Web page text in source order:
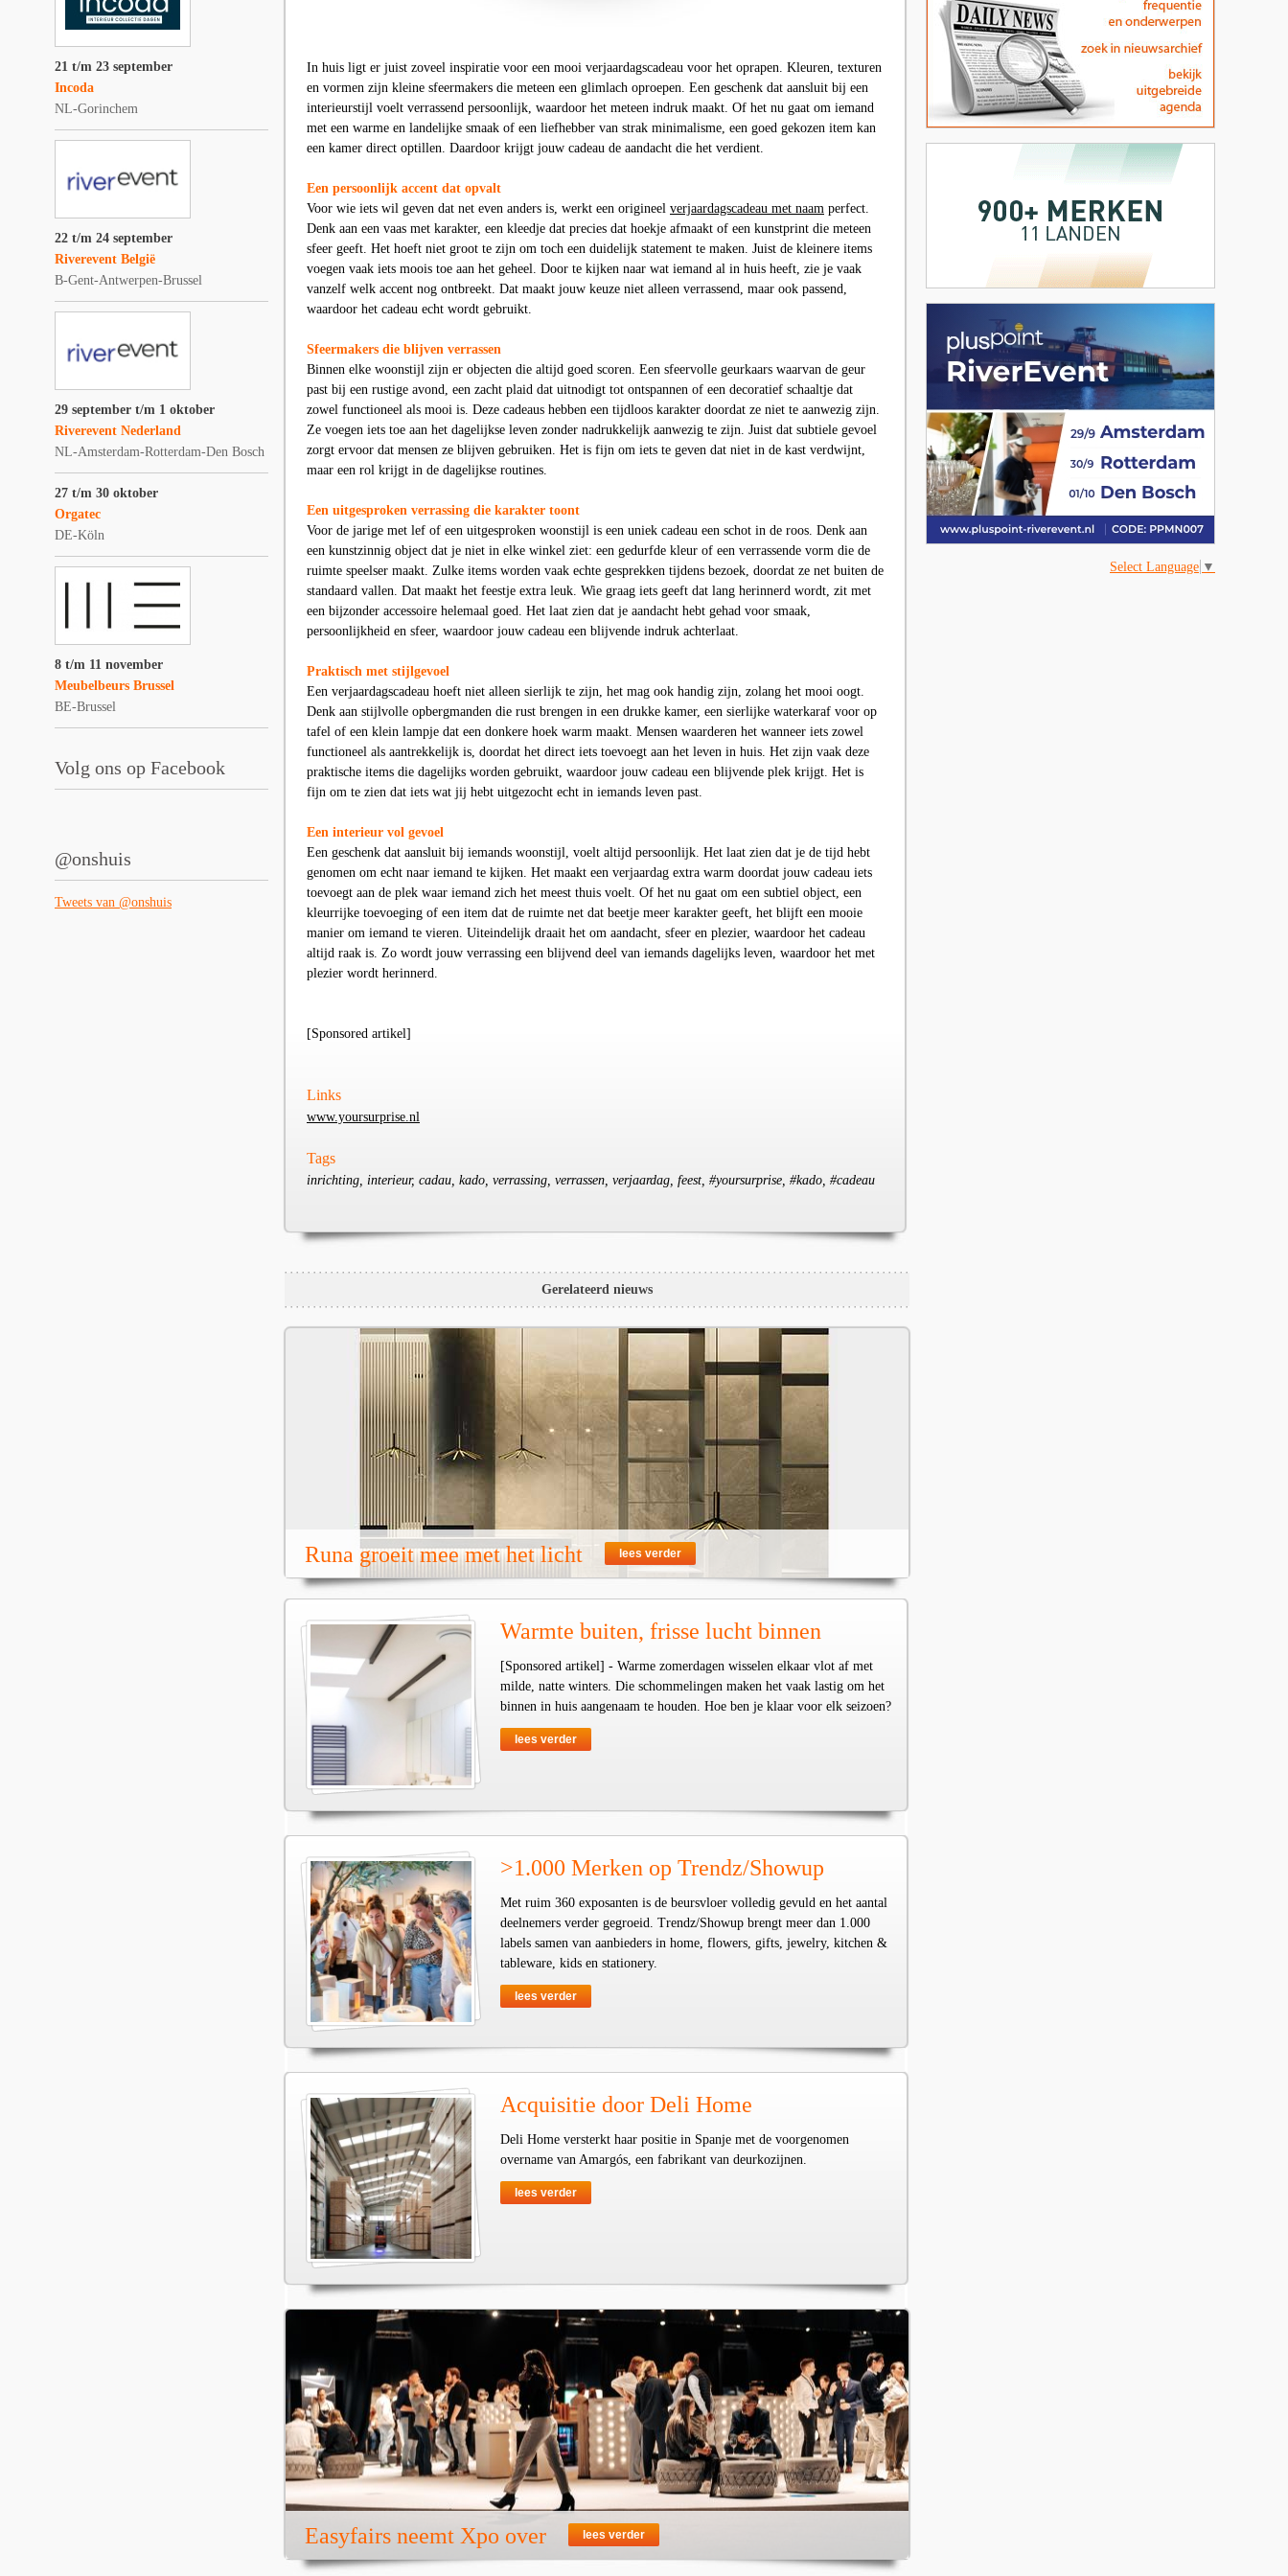
21 t/m 23 september
Incoda
NL-Gorinchem
22 t/m 24 september
Riverevent België
B-Gent-Antwerpen-Brussel
29 september t/m 1 oktober
Riverevent Nederland
NL-Amsterdam-Rotterdam-Den Bosch
27 t/m 30 oktober
Orgatec
DE-Köln
8 t/m 11 november
Meubelbeurs Brussel
BE-Brussel
Volg ons op Facebook
@onshuis
Tweets van @onshuis
In huis ligt er juist zoveel inspiratie voor een mooi verjaardagscadeau voor het oprapen. Kleuren, texturen
en vormen zijn kleine sfeermakers die meteen een glimlach oproepen. Een geschenk dat aansluit bij een
interieurstijl voelt verrassend persoonlijk, waardoor het meteen indruk maakt. Of het nu gaat om iemand
met een warme en landelijke smaak of een liefhebber van strak minimalisme, een goed gekozen item kan
een kamer direct optillen. Daardoor krijgt jouw cadeau de aandacht die het verdient.
Een persoonlijk accent dat opvalt
Voor wie iets wil geven dat net even anders is, werkt een origineel verjaardagscadeau met naam perfect.
Denk aan een vaas met karakter, een kleedje dat precies dat hoekje afmaakt of een kunstprint die meteen
sfeer geeft. Het hoeft niet groot te zijn om toch een duidelijk statement te maken. Juist de kleinere items
voegen vaak iets moois toe aan het geheel. Door te kijken naar wat iemand al in huis heeft, zie je vaak
vanzelf welk accent nog ontbreekt. Dat maakt jouw keuze niet alleen verrassend, maar ook passend,
waardoor het cadeau echt wordt gebruikt.
Sfeermakers die blijven verrassen
Binnen elke woonstijl zijn er objecten die altijd goed scoren. Een sfeervolle geurkaars waarvan de geur
past bij een rustige avond, een zacht plaid dat uitnodigt tot ontspannen of een decoratief schaaltje dat
zowel functioneel als mooi is. Deze cadeaus hebben een tijdloos karakter doordat ze niet te aanwezig zijn.
Ze voegen iets toe aan het dagelijkse leven zonder nadrukkelijk aanwezig te zijn. Juist dat subtiele gevoel
zorgt ervoor dat mensen ze blijven gebruiken. Het is fijn om iets te geven dat niet in de kast verdwijnt,
maar een rol krijgt in de dagelijkse routines.
Een uitgesproken verrassing die karakter toont
Voor de jarige met lef of een uitgesproken woonstijl is een uniek cadeau een schot in de roos. Denk aan
een kunstzinnig object dat je niet in elke winkel ziet: een gedurfde kleur of een verrassende vorm die de
ruimte speelser maakt. Zulke items worden vaak echte gesprekken tijdens bezoek, doordat ze net buiten de
standaard vallen. Dat maakt het feestje extra leuk. Wie graag iets geeft dat lang herinnerd wordt, zit met
een bijzonder accessoire helemaal goed. Het laat zien dat je aandacht hebt gehad voor smaak,
persoonlijkheid en sfeer, waardoor jouw cadeau een blijvende indruk achterlaat.
Praktisch met stijlgevoel
Een verjaardagscadeau hoeft niet alleen sierlijk te zijn, het mag ook handig zijn, zolang het mooi oogt.
Denk aan stijlvolle opbergmanden die rust brengen in een drukke kamer, een sierlijke waterkaraf voor op
tafel of een klein lampje dat een donkere hoek warm maakt. Mensen waarderen het wanneer iets zowel
functioneel als aantrekkelijk is, doordat het direct iets toevoegt aan het leven in huis. Het zijn vaak deze
praktische items die dagelijks worden gebruikt, waardoor jouw cadeau een blijvende plek krijgt. Het is
fijn om te zien dat iets wat jij hebt uitgezocht echt in iemands leven past.
Een interieur vol gevoel
Een geschenk dat aansluit bij iemands woonstijl, voelt altijd persoonlijk. Het laat zien dat je de tijd hebt
genomen om echt naar iemand te kijken. Het maakt een verjaardag extra warm doordat jouw cadeau iets
toevoegt aan de plek waar iemand zich het meest thuis voelt. Of het nu gaat om een subtiel object, een
kleurrijke toevoeging of een item dat de ruimte net dat beetje meer karakter geeft, het blijft een mooie
manier om iemand te vieren. Uiteindelijk draait het om aandacht, sfeer en plezier, waardoor het cadeau
altijd raak is. Zo wordt jouw verrassing een blijvend deel van iemands dagelijks leven, waardoor het met
plezier wordt herinnerd.
[Sponsored artikel]
Links
www.yoursurprise.nl
Tags
inrichting, interieur, cadau, kado, verrassing, verrassen, verjaardag, feest, #yoursurprise, #kado, #cadeau
Gerelateerd nieuws
Runa groeit mee met het licht lees verder
Warmte buiten, frisse lucht binnen
[Sponsored artikel] - Warme zomerdagen wisselen elkaar vlot af met
milde, natte winters. Die schommelingen maken het vaak lastig om het
binnen in huis aangenaam te houden. Hoe ben je klaar voor elk seizoen?
lees verder
>1.000 Merken op Trendz/Showup
Met ruim 360 exposanten is de beursvloer volledig gevuld en het aantal
deelnemers verder gegroeid. Trendz/Showup brengt meer dan 1.000
labels samen van aanbieders in home, flowers, gifts, jewelry, kitchen &
tableware, kids en stationery.
lees verder
Acquisitie door Deli Home
Deli Home versterkt haar positie in Spanje met de voorgenomen
overname van Amargós, een fabrikant van deurkozijnen.
lees verder
Easyfairs neemt Xpo over lees verder
Select Language ▼